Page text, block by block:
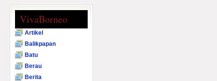
VivaBorneo
Artikel
Balikpapan
Batu
Berau
Berita